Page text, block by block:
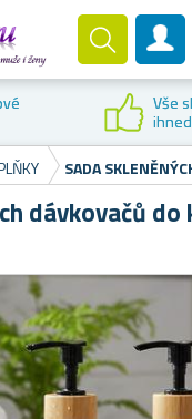
Zákaznický
Vše
SADA
dávkovačů do